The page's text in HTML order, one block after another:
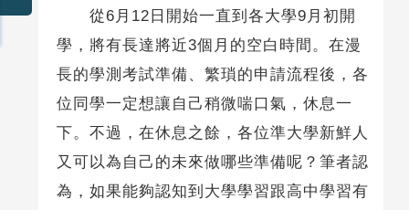
從6月12日開始一直到各大學9月初開
學，將有長達將近3個月的空白時間。在漫
長的學測考試準備、繁瑣的申請流程後，各
位同學一定想讓自己稍微喘口氣，休息一
下。不過，在休息之餘，各位準大學新鮮人
又可以為自己的未來做哪些準備呢？筆者認
為，如果能夠認知到大學學習跟高中學習有